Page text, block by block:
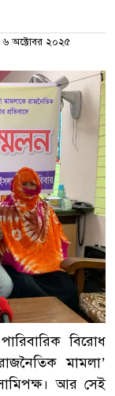
৬ অক্টোবর ২০২৫
বিরোধ
মামলা’
আর সেই